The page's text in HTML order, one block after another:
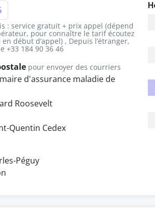
: service gratuit + prix appel (dépend
pour connaître le tarif écoutez
en début d’appel) , Depuis l’étranger,
+33 184 90 36 46
pour envoyer des courriers
d'assurance maladie de
Roosevelt
Quentin Cedex
Péguy